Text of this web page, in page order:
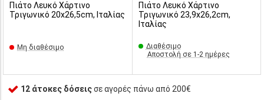
Πιάτο Λευκό Χάρτινο
Τριγωνικό 20x26,5cm, Ιταλίας
Μη διαθέσιμο
Πιάτο Λευκό Χάρτινο
Τριγωνικό 23,9x26,2cm,
Ιταλίας
Διαθέσιμο
Αποστολή σε 1-2 ημέρες
12 άτοκες δόσειςσε αγορές πάνω από 200€